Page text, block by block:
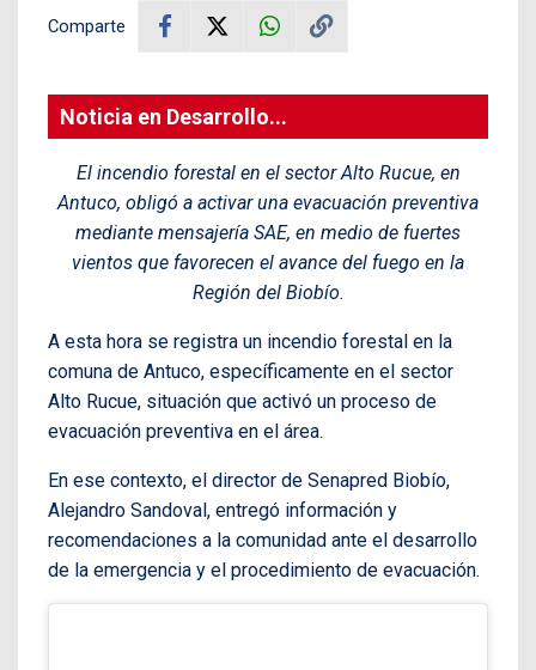
Comparte
Noticia en Desarrollo...
El incendio forestal en el sector Alto Rucue, en
Antuco, obligó a activar una evacuación preventiva
mediante mensajería SAE, en medio de fuertes
vientos que favorecen el avance del fuego en la
Región del Biobío.
A esta hora se registra un incendio forestal en la
comuna de Antuco, específicamente en el sector
Alto Rucue, situación que activó un proceso de
evacuación preventiva en el área.
En ese contexto, el director de Senapred Biobío,
Alejandro Sandoval, entregó información y
recomendaciones a la comunidad ante el desarrollo
de la emergencia y el procedimiento de evacuación.